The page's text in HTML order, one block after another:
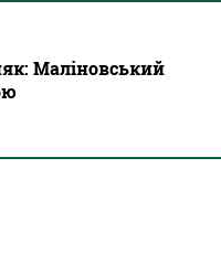
Маліновський